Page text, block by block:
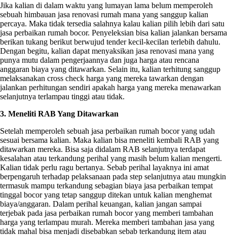
Jika kalian di dalam waktu yang lumayan lama belum memperoleh
sebuah himbauan jasa renovasi rumah mana yang sanggup kalian
percaya. Maka tidak tersedia salahnya kalau kalian pilih lebih dari satu
jasa perbaikan rumah bocor. Penyeleksian bisa kalian jalankan bersama
berikan tukang berikut berwujud tender kecil-kecilan terlebih dahulu.
Dengan begitu, kalian dapat menyaksikan jasa renovasi mana yang
punya mutu dalam pengerjaannya dan juga harga atau rencana
anggaran biaya yang ditawarkan. Selain itu, kalian terhitung sanggup
melaksanakan cross check harga yang mereka tawarkan dengan
jalankan perhitungan sendiri apakah harga yang mereka menawarkan
selanjutnya terlampau tinggi atau tidak.
3. Meneliti RAB Yang Ditawarkan
Setelah memperoleh sebuah jasa perbaikan rumah bocor yang udah
sesuai bersama kalian. Maka kalian bisa meneliti kembali RAB yang
ditawarkan mereka. Bisa saja didalam RAB selanjutnya terdapat
kesalahan atau terkandung perihal yang masih belum kalian mengerti.
Kalian tidak perlu ragu bertanya. Sebab perihal layaknya ini amat
berpengaruh terhadap pelaksanaan pada step selanjutnya atau mungkin
termasuk mampu terkandung sebagian biaya jasa perbaikan tempat
tinggal bocor yang tetap sanggup ditekan untuk kalian menghemat
biaya/anggaran. Dalam perihal keuangan, kalian jangan sampai
terjebak pada jasa perbaikan rumah bocor yang memberi tambahan
harga yang terlampau murah. Mereka memberi tambahan jasa yang
tidak mahal bisa menjadi disebabkan sebab terkandung item atau